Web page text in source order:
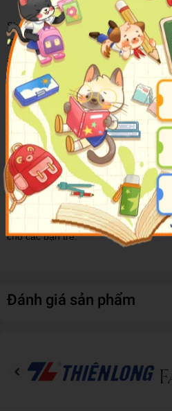
Sherlock Holmes là một thám tử tài
tử đại tài lừng danh Thế giới. Do
án nên đã được hoàng gia Anh
nước Anh rất có trách nhiệm với
Victoria.
Những Vụ Kỳ Án Của Sherlock
vụ án li kì, hóc búa, biến hoá vô
nguy, mà ở đó ông thể hiện tài
Cuốn sách cuốn hút các bạn trẻ
nhưng bí hiểm và vô cùng thông
thí dụ trắc nghiệm, vừa giúp hiểu rõ
vụ án lừng lẫy của Sherlock
cho các bạn trẻ.
Đánh giá sản phẩm